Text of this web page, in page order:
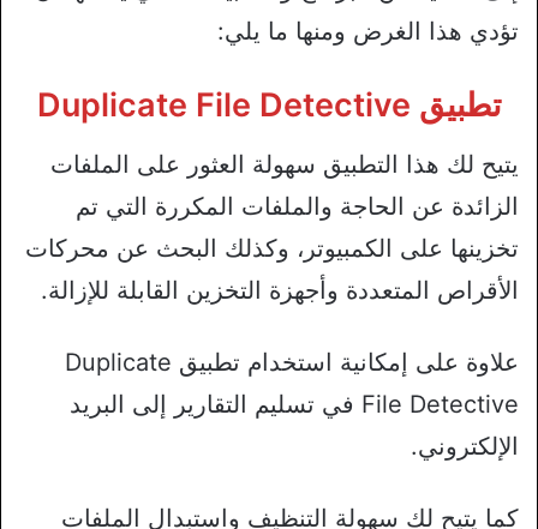
تؤدي هذا الغرض ومنها ما يلي:
تطبيق Duplicate File Detective
يتيح لك هذا التطبيق سهولة العثور على الملفات
الزائدة عن الحاجة والملفات المكررة التي تم
تخزينها على الكمبيوتر، وكذلك البحث عن محركات
الأقراص المتعددة وأجهزة التخزين القابلة للإزالة.
علاوة على إمكانية استخدام تطبيق Duplicate
File Detective في تسليم التقارير إلى البريد
الإلكتروني.
كما يتيح لك سهولة التنظيف واستبدال الملفات